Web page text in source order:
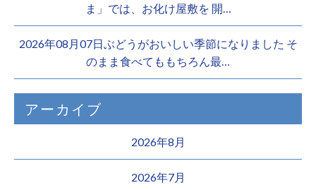
ま」では、お化け屋敷を 開…
2026年08月07日ぶどうがおいしい季節になりました そ
のまま食べてももちろん最…
アーカイブ
2026年8月
2026年7月